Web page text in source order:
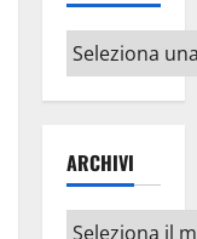
Altri
argomenti
ARCHIVI
Archivi